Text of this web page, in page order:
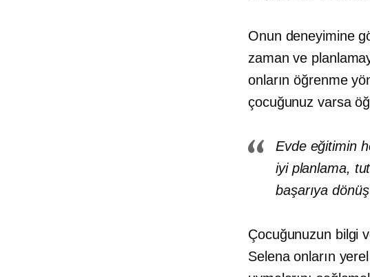
Onun deneyimine
zaman ve
onların öğrenme
çocuğunuz varsa
Evde eğitimin
iyi planlama,
başarıya
Çocuğunuzun bilgi
Selena onların